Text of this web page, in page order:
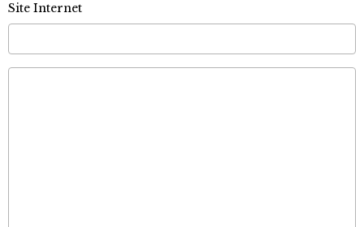
Site Internet